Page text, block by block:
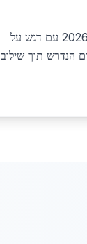
המשך תיאור מפורט של יתרונות לוגיסטיים ומחירים בשנת 2026 עם דגש על
הנדרש תוך שילוב